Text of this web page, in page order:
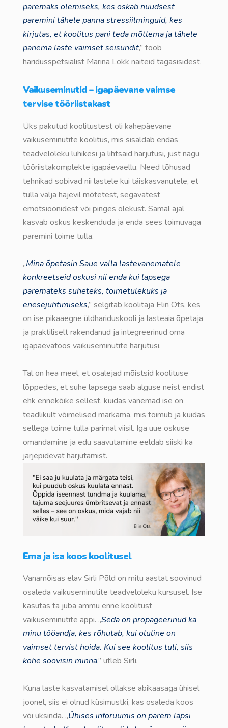
paremaks olemiseks, kes oskab nüüdsest
paremini tähele panna stressiilminguid, kes
kirjutas, et koolitus pani teda mõtlema ja tähele
panema laste vaimset seisundit,” toob
haridusspetsialist Marina Lokk näiteid tagasisidest.
Vaikuseminutid – igapäevane vaimse
tervise tööriistakast
Üks pakutud koolitustest oli kahepäevane
vaikuseminutite koolitus, mis sisaldab endas
teadveloleku lühikesi ja lihtsaid harjutusi, just nagu
tööriistakomplekte igapäevaellu. Need tõhusad
tehnikad sobivad nii lastele kui täiskasvanutele, et
tulla välja hajevil mõtetest, segavatest
emotsioonidest või pinges olekust. Samal ajal
kasvab oskus keskenduda ja enda sees toimuvaga
paremini toime tulla.
„Mina õpetasin Saue valla lastevanematele
konkreetseid oskusi nii enda kui lapsega
paremateks suheteks, toimetulekuks ja
enesejuhtimiseks,” selgitab koolitaja Elin Ots, kes
on ise pikaaegne üldhariduskooli ja lasteaia õpetaja
ja praktiliselt rakendanud ja integreerinud oma
igapäevatöös vaikuseminutite harjutusi.
Tal on hea meel, et osalejad mõistsid koolituse
lõppedes, et suhe lapsega saab alguse neist endist
ehk ennekõike sellest, kuidas vanemad ise on
teadlikult võimelised märkama, mis toimub ja kuidas
sellega toime tulla parimal viisil. Iga uue oskuse
omandamine ja edu saavutamine eeldab siiski ka
järjepidevat harjutamist.
Ema ja isa koos koolitusel
Vanamõisas elav Sirli Põld on mitu aastat soovinud
osaleda vaikuseminutite teadveloleku kursusel. Ise
kasutas ta juba ammu enne koolitust
vaikuseminutite äppi. „Seda on propageerinud ka
minu tööandja, kes rõhutab, kui oluline on
vaimset tervist hoida. Kui see koolitus tuli, siis
kohe soovisin minna,” ütleb Sirli.
Kuna laste kasvatamisel ollakse abikaasaga ühisel
joonel, siis ei olnud küsimustki, kas osaleda koos
või üksinda. „Ühises inforuumis on parem lapsi